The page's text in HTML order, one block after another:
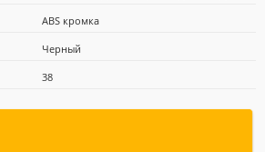
ABS кромка
Черный
38